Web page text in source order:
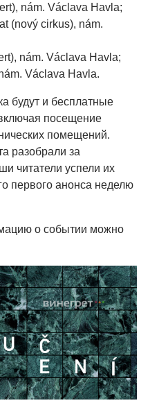
nám. Václava Havla;
(nový cirkus), nám.
nám. Václava Havla;
Václava Havla.
будут и бесплатные
посещение
помещений.
разобрали за
читатели успели их
первого анонса неделю
о событии можно